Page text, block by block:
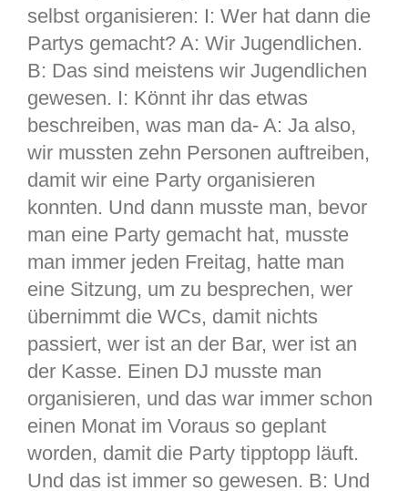
selbst organisieren: I: Wer hat dann die
Partys gemacht? A: Wir Jugendlichen.
B: Das sind meistens wir Jugendlichen
gewesen. I: Könnt ihr das etwas
beschreiben, was man da- A: Ja also,
wir mussten zehn Personen auftreiben,
damit wir eine Party organisieren
konnten. Und dann musste man, bevor
man eine Party gemacht hat, musste
man immer jeden Freitag, hatte man
eine Sitzung, um zu besprechen, wer
übernimmt die WCs, damit nichts
passiert, wer ist an der Bar, wer ist an
der Kasse. Einen DJ musste man
organisieren, und das war immer schon
einen Monat im Voraus so geplant
worden, damit die Party tipptopp läuft.
Und das ist immer so gewesen. B: Und